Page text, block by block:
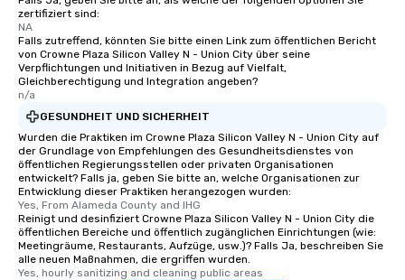
zertifiziert sind:
NA
Falls zutreffend, könnten Sie bitte einen Link zum öffentlichen Bericht
von Crowne Plaza Silicon Valley N - Union City über seine
Verpflichtungen und Initiativen in Bezug auf Vielfalt,
Gleichberechtigung und Integration angeben?
n/a
GESUNDHEIT UND SICHERHEIT
Wurden die Praktiken im Crowne Plaza Silicon Valley N - Union City auf
der Grundlage von Empfehlungen des Gesundheitsdienstes von
öffentlichen Regierungsstellen oder privaten Organisationen
entwickelt? Falls ja, geben Sie bitte an, welche Organisationen zur
Entwicklung dieser Praktiken herangezogen wurden:
Yes, From Alameda County and IHG
Reinigt und desinfiziert Crowne Plaza Silicon Valley N - Union City die
öffentlichen Bereiche und öffentlich zugänglichen Einrichtungen (wie:
Meetingräume, Restaurants, Aufzüge, usw.)? Falls Ja, beschreiben Sie
alle neuen Maßnahmen, die ergriffen wurden.
Yes, hourly sanitizing and cleaning public areas